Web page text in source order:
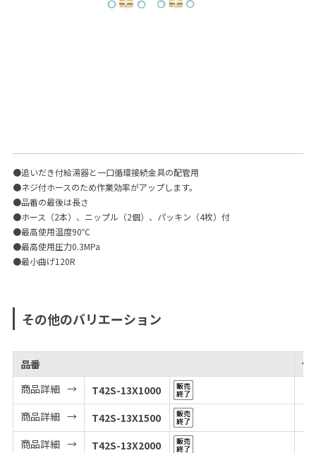
●追いだき付給湯器と一口循環接続金具の配管用
●ネジ付ホースのため作業効率がアップします。
●品番の最後は長さ
●ホース（2本）、ニップル（2個）、パッキン（4枚）付
●最高使用温度90℃
●最高使用圧力0.3MPa
●最小曲げ120R
その他のバリエーション
品番
価
商品詳細
T42S-13X1000
商品詳細
T42S-13X1500
商品詳細
T42S-13X2000